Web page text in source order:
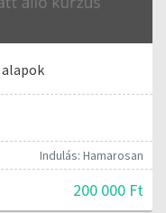
alapok
Indulás: Hamarosan
200 000 Ft